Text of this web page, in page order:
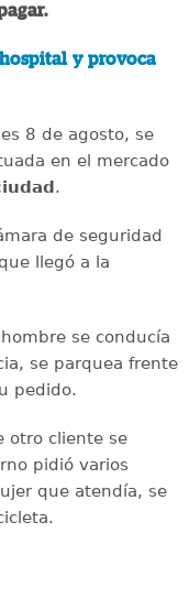
y provoca
8 de agosto, se
en el mercado
.
de seguridad
llegó a la
se conducía
se parquea frente
pedido.
otro cliente se
pidió varios
que atendía, se